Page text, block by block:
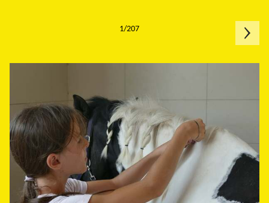
1/207